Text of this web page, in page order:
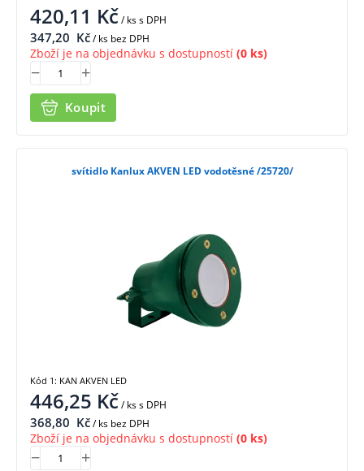
420,11 Kč/ kss DPH
347,20 Kč/ ks bez DPH
Zboží je na objednávku s dostupností (0 ks)
Koupit
svítidlo Kanlux AKVEN LED vodotěsné /25720/
446,25 Kč/ kss DPH
368,80 Kč/ ks bez DPH
Zboží je na objednávku s dostupností (0 ks)
Kód 1: KAN AKVEN LED